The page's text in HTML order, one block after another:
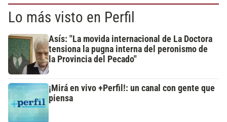
Lo más visto en Perfil
Asís: "La movida internacional de La Doctora
tensiona la pugna interna del peronismo de
la Provincia del Pecado"
¡Mirá en vivo +Perfil!: un canal con gente que
piensa